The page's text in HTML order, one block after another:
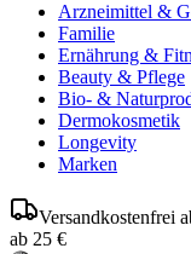
Arzneimittel &
Familie
Ernährung &
Beauty & Pflege
Bio- &
Dermokosmetik
Longevity
Marken
Versandkostenfrei
ab 25 €